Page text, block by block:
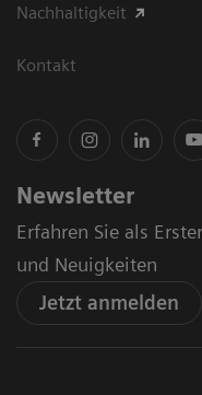
Nachhaltigkeit
Kontakt
Newsletter
Erfahren Sie als
und Neuigkeiten
Jetzt anmelden